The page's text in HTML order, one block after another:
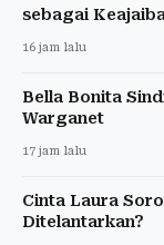
sebagai
16 jam lalu
Bella Bonita
Warganet
17 jam lalu
Cinta Laura
Ditelantarkan?